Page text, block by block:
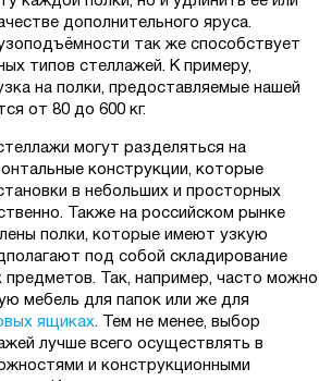
дополнительного яруса.
так же способствует
типов стеллажей. К примеру,
на полки, предоставляемые нашей
от 80 до 600 кг.
могут разделяться на
конструкции, которые
в небольших и просторных
Также на российском рынке
полки, которые имеют узкую
под собой складирование
предметов. Так, например, часто можно
мебель для папок или же для
ящиках. Тем не менее, выбор
лучше всего осуществлять в
и конструкционными